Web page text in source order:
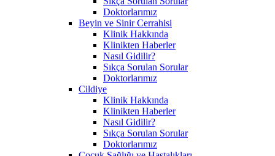
Doktorlarımız
Beyin ve Sinir Cerrahisi
Klinik Hakkında
Klinikten Haberler
Nasıl Gidilir?
Sıkça Sorulan Sorular
Doktorlarımız
Cildiye
Klinik Hakkında
Klinikten Haberler
Nasıl Gidilir?
Sıkça Sorulan Sorular
Doktorlarımız